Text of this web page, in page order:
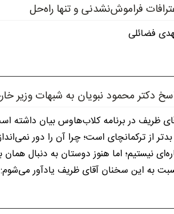
فراموش‌نشدنی و تنها راه‌حل
فضائلی
دکتر محمود نبویان به شبهات وزیر
ظریف در برنامه کلاب‌هاوس بیان داشته
از ترکمانچای است؛ چرا آن را دور
نیستیم؛ اما هنوز دوستان به دنبال
به این سخنان آقای ظریف یادآور می‌شوم: